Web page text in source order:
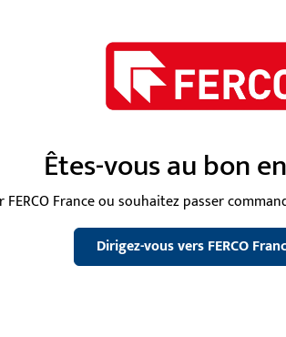
SH2
x
x x
Pêne roulant
Crochet de
fermeture
Êtes-vous au bon
France ou souhaitez passer
Dirigez-vous vers FERCO